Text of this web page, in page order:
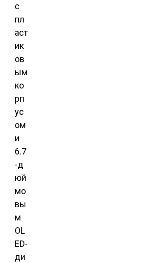
с
пл
аст
ик
ов
ым
ко
рп
ус
ом
и
6.7
-д
юй
мо
вы
м
OL
ED-
ди